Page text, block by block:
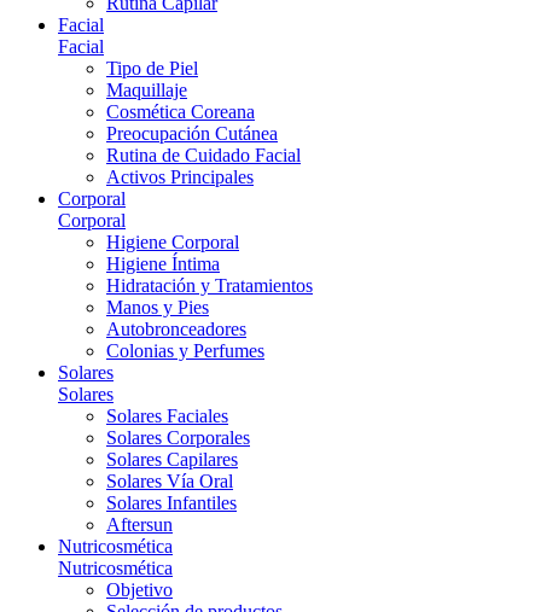
Facial
Facial
Tipo de Piel
Maquillaje
Cosmética Coreana
Preocupación Cutánea
Rutina de Cuidado Facial
Activos Principales
Corporal
Corporal
Higiene Corporal
Higiene Íntima
Hidratación y Tratamientos
Manos y Pies
Autobronceadores
Colonias y Perfumes
Solares
Solares
Solares Faciales
Solares Corporales
Solares Capilares
Solares Vía Oral
Solares Infantiles
Aftersun
Nutricosmética
Nutricosmética
Objetivo